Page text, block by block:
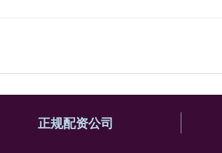
正规配资公司